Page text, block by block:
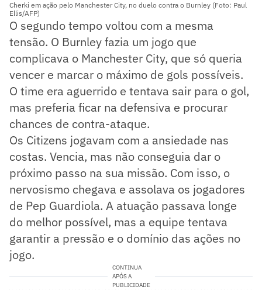
Cherki em ação pelo Manchester City, no duelo contra o Burnley (Foto: Paul
Ellis/AFP)
O segundo tempo voltou com a mesma
tensão. O Burnley fazia um jogo que
complicava o Manchester City, que só queria
vencer e marcar o máximo de gols possíveis.
O time era aguerrido e tentava sair para o gol,
mas preferia ficar na defensiva e procurar
chances de contra-ataque.
Os Citizens jogavam com a ansiedade nas
costas. Vencia, mas não conseguia dar o
próximo passo na sua missão. Com isso, o
nervosismo chegava e assolava os jogadores
de Pep Guardiola. A atuação passava longe
do melhor possível, mas a equipe tentava
garantir a pressão e o domínio das ações no
jogo.
CONTINUA
APÓS A
PUBLICIDADE